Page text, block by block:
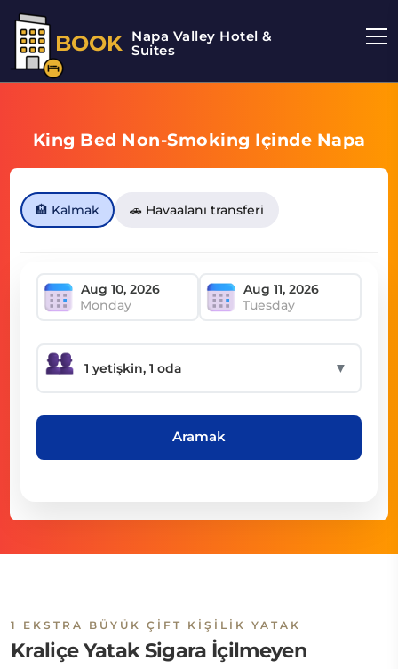
BOOK Napa Valley Hotel &
Suites
King Bed Non-Smoking Içinde Napa
🏨 Kalmak 🚗 Havaalanı transferi
Monday Tuesday
▼
Aramak
1 EKSTRA BÜYÜK ÇIFT KIŞILIK YATAK
Kraliçe Yatak Sigara İçilmeyen